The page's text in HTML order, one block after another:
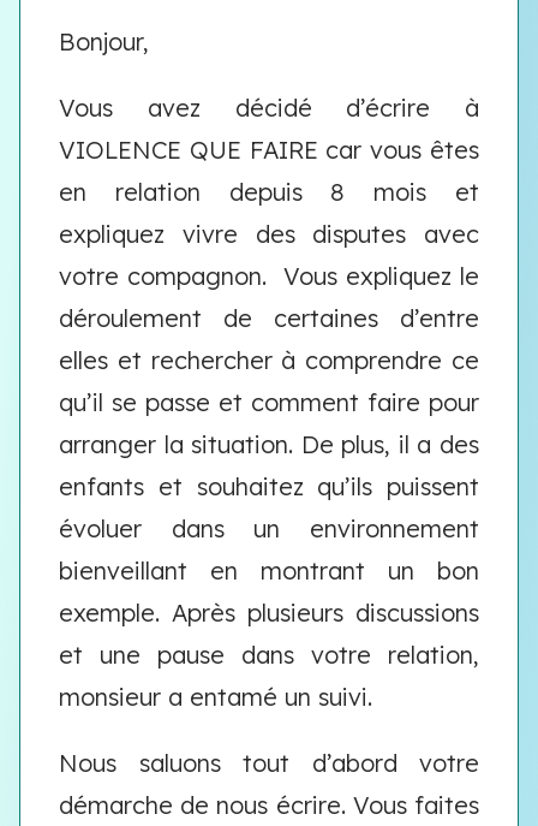
Bonjour,
Vous avez décidé d’écrire à
VIOLENCE QUE FAIRE car vous êtes
en relation depuis 8 mois et
expliquez vivre des disputes avec
votre compagnon. Vous expliquez le
déroulement de certaines d’entre
elles et rechercher à comprendre ce
qu’il se passe et comment faire pour
arranger la situation. De plus, il a des
enfants et souhaitez qu’ils puissent
évoluer dans un environnement
bienveillant en montrant un bon
exemple. Après plusieurs discussions
et une pause dans votre relation,
monsieur a entamé un suivi.
Nous saluons tout d’abord votre
démarche de nous écrire. Vous faites